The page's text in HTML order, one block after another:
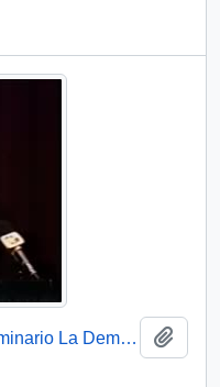
Presidente Aylwin asiste al Seminario La Democracia Combate la Corrupción: video